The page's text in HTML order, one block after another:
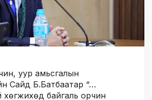
уур амьсгалын
Сайд Б.Батбаатар “…
хөгжихөд байгаль орчин